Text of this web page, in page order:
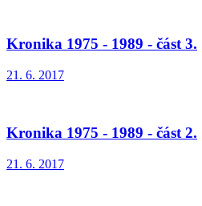
Kronika 1975 - 1989 - část 3.
21. 6. 2017
Kronika 1975 - 1989 - část 2.
21. 6. 2017